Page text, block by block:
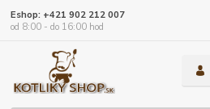
Eshop: +421 902 212 007
od 8:00 - do 16:00 hod